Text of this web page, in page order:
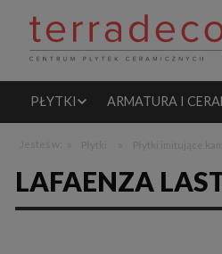
PŁYTKI ARMATURA I
LAFAENZA